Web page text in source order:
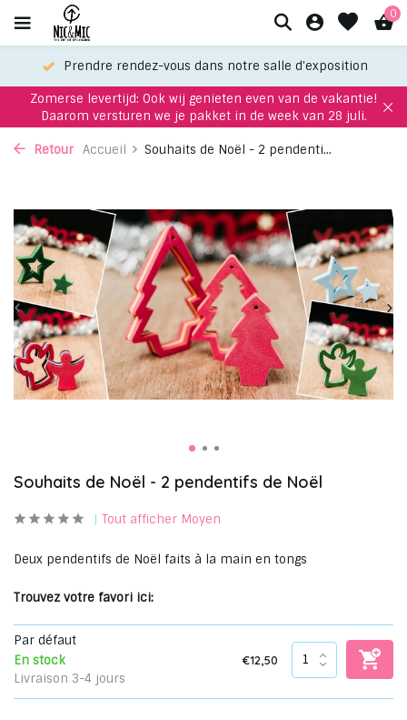
0
Prendre rendez-vous dans notre salle d'exposition
Zomerse levertijd: Ook wij genieten even van de vakantie!
Daarom versturen we je pakket in de week van 28 juli.
Retour Accueil Souhaits de Noël - 2 pendenti...
Souhaits de Noël - 2 pendentifs de Noël
Tout afficher Moyen
Deux pendentifs de Noël faits à la main en tongs
Trouvez votre favori ici:
Par défaut
En stock
Livraison 3-4 jours
€12,50